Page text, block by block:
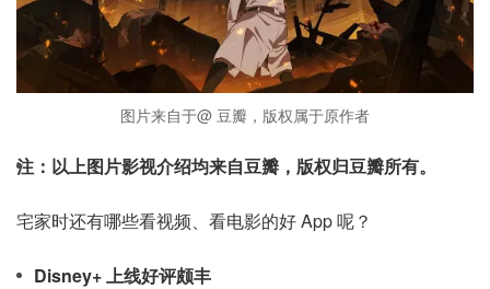
图片来自于@ 豆瓣，版权属于原作者
注：以上图片影视介绍均来自豆瓣，版权归豆瓣所有。
宅家时还有哪些看视频、看电影的好 App 呢？
Disney+ 上线好评颇丰